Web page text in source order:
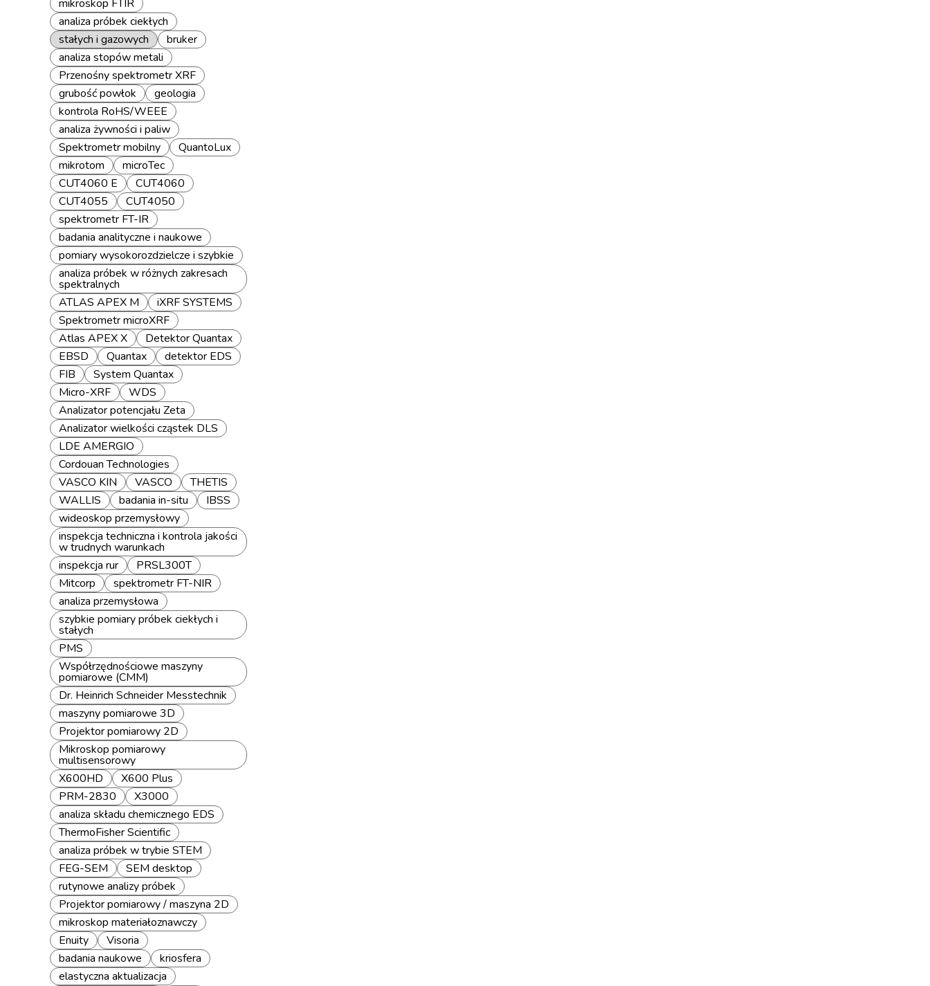
mikroskop FTIR
analiza próbek ciekłych
stałych i gazowych
bruker
analiza stopów metali
Przenośny spektrometr XRF
grubość powłok
geologia
kontrola RoHS/WEEE
analiza żywności i paliw
Spektrometr mobilny
QuantoLux
mikrotom
microTec
CUT4060 E
CUT4060
CUT4055
CUT4050
spektrometr FT-IR
badania analityczne i naukowe
pomiary wysokorozdzielcze i szybkie
analiza próbek w różnych zakresach
spektralnych
ATLAS APEX M
iXRF SYSTEMS
Spektrometr microXRF
Atlas APEX X
Detektor Quantax
EBSD
Quantax
detektor EDS
FIB
System Quantax
Micro-XRF
WDS
Analizator potencjału Zeta
Analizator wielkości cząstek DLS
LDE AMERGIO
Cordouan Technologies
VASCO KIN
VASCO
THETIS
WALLIS
badania in-situ
IBSS
wideoskop przemysłowy
inspekcja techniczna i kontrola jakości
w trudnych warunkach
inspekcja rur
PRSL300T
Mitcorp
spektrometr FT-NIR
analiza przemysłowa
szybkie pomiary próbek ciekłych i
stałych
PMS
Współrzędnościowe maszyny
pomiarowe (CMM)
Dr. Heinrich Schneider Messtechnik
maszyny pomiarowe 3D
Projektor pomiarowy 2D
Mikroskop pomiarowy
multisensorowy
X600HD
X600 Plus
PRM-2830
X3000
analiza składu chemicznego EDS
ThermoFisher Scientific
analiza próbek w trybie STEM
FEG-SEM
SEM desktop
rutynowe analizy próbek
Projektor pomiarowy / maszyna 2D
mikroskop materiałoznawczy
Enuity
Visoria
badania naukowe
kriosfera
elastyczna aktualizacja